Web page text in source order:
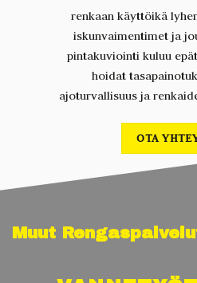
renkaan käyttöikä
iskunvaimentimet ja
pintakuviointi kuluu
hoidat
ajoturvallisuus ja
OTA
Muut